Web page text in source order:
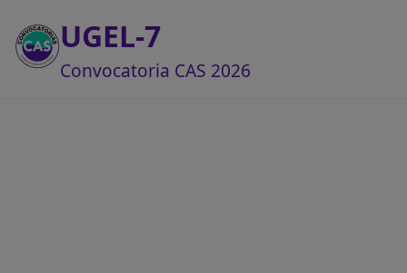
UGEL-7
Convocatoria CAS 2026